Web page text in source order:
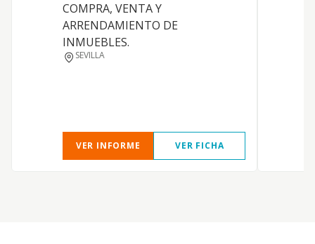
COMPRA, VENTA Y
ARRENDAMIENTO DE
INMUEBLES.
SEVILLA
VER INFORME VER FICHA